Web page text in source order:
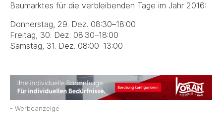
Baumarktes für die verbleibenden Tage im Jahr 2016:
Donnerstag, 29. Dez. 08:30–18:00
Freitag, 30. Dez. 08:30–18:00
Samstag, 31. Dez. 08:00–13:00
- Werbeanzeige -